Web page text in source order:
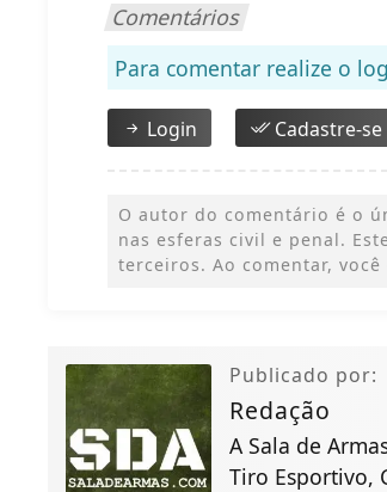
Comentários
Para comentar realize o
Login Cadastre-se
O autor do comentário é o
nas esferas civil e penal.
terceiros. Ao comentar,
Publicado por:
Redação
A Sala de
Tiro Esportivo,